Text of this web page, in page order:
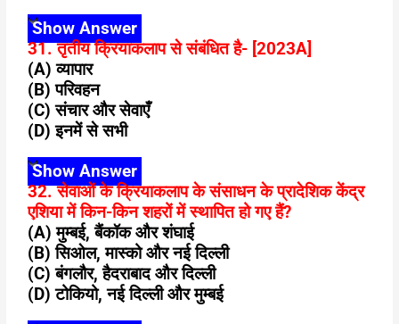
Show Answer
31. तृतीय क्रियाकलाप से संबंधित है- [2023A]
(A) व्यापार
(B) परिवहन
(C) संचार और सेवाएँ
(D) इनमें से सभी
Show Answer
32. सेवाओं के क्रियाकलाप के संसाधन के प्रादेशिक केंद्र
एशिया में किन-किन शहरों में स्थापित हो गए हैं?
(A) मुम्बई, बैंकॉक और शंघाई
(B) सिओल, मास्को और नई दिल्ली
(C) बंगलौर, हैदराबाद और दिल्ली
(D) टोकियो, नई दिल्ली और मुम्बई